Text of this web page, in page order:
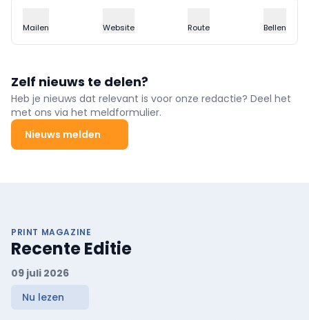
Mailen Website Route Bellen
Zelf nieuws te delen?
Heb je nieuws dat relevant is voor onze redactie? Deel het
met ons via het meldformulier.
Nieuws melden
PRINT MAGAZINE
Recente Editie
09 juli 2026
Nu lezen